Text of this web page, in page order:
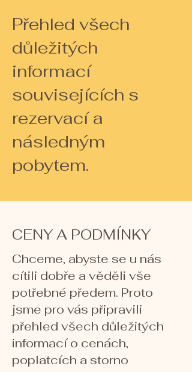
Přehled všech
důležitých
informací
souvisejících s
rezervací a
následným
pobytem.
CENY A PODMÍNKY
Chceme, abyste se u nás
cítili dobře a věděli vše
potřebné předem. Proto
jsme pro vás připravili
přehled všech důležitých
informací o cenách,
poplatcích a storno